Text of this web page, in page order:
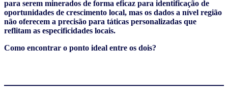
para serem minerados de forma eficaz para identificação de
oportunidades de crescimento local, mas os dados a nível região
não oferecem a precisão para táticas personalizadas que
reflitam as especificidades locais.
Como encontrar o ponto ideal entre os dois?